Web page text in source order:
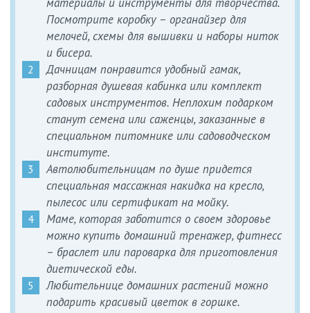
Посмотрите коробку – органайзер для
мелочей, схемы для вышивки и наборы ниток
и бисера.
Дачницам понравится удобный гамак,
разборная душевая кабинка или комплект
садовых инструментов. Неплохим подарком
станут семена или саженцы, заказанные в
специальном питомнике или садоводческом
институте.
Автолюбительницам по душе придется
специальная массажная накидка на кресло,
пылесос или сертификат на мойку.
Маме, которая заботится о своем здоровье
можно купить домашний тренажер, фитнесс
– браслет или пароварка для приготовления
диетической еды.
Любительнице домашних растений можно
подарить красивый цветок в горшке.